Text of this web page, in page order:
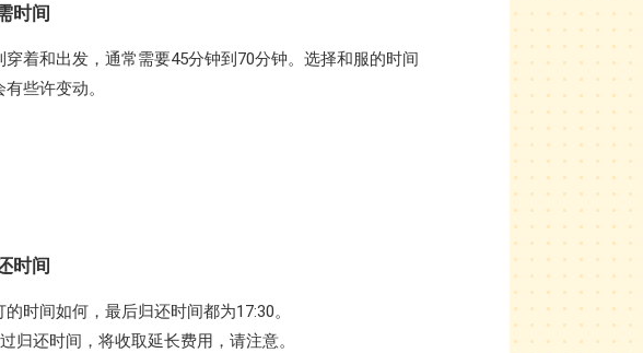
时间
穿着和出发，通常需要45分钟到70分钟。选择和服的时间
些许变动。
时间
时间如何，最后归还时间都为17:30。
归还时间，将收取延长费用，请注意。